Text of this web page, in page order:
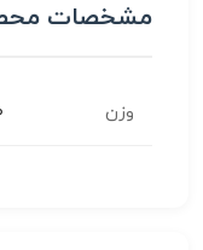
مشخصات
وزن